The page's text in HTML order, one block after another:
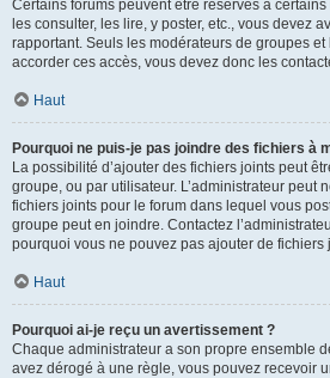
Certains forums peuvent être réservés à
les consulter, les lire, y poster, etc., vous devez
rapportant. Seuls les modérateurs de groupes
accorder ces accès, vous devez donc les
Haut
Pourquoi ne puis-je pas joindre des fichiers à
La possibilité d’ajouter des fichiers joints peut
groupe, ou par utilisateur. L’administrateur peut
fichiers joints pour le forum dans lequel vous
groupe peut en joindre. Contactez
pourquoi vous ne pouvez pas ajouter de fichiers
Haut
Pourquoi ai-je reçu un avertissement ?
Chaque administrateur a son propre ensemble
avez dérogé à une règle, vous pouvez recevoir